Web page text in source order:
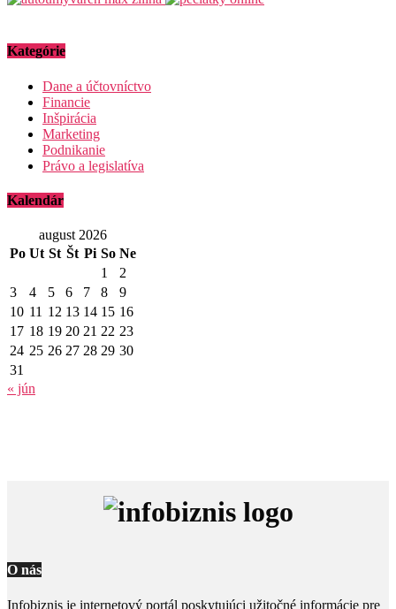
Kategórie
Dane a účtovníctvo
Financie
Inšpirácia
Marketing
Podnikanie
Právo a legislatíva
Kalendár
august 2026
Po Ut St Št Pi So Ne
1
2
3
4 5 6 7 8
9
10 11 12 13 14 15 16
17 18 19 20 21 22 23
24 25 26 27 28 29 30
31
« jún
O nás
Infobiznis je internetový portál poskytujúci užitočné informácie pre